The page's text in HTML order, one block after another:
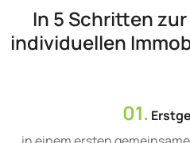
In 5 Schritten
individuellen
01.